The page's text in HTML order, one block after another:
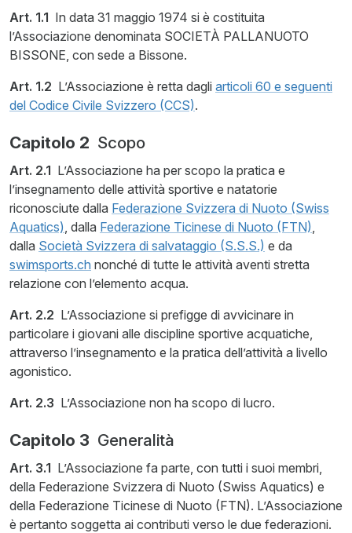
Art. 1.1 In data 31 maggio 1974 si è costituita
l’Associazione denominata SOCIETÀ PALLANUOTO
BISSONE, con sede a Bissone.
Art. 1.2 L’Associazione è retta dagli articoli 60 e seguenti
del Codice Civile Svizzero (CCS).
Capitolo 2 Scopo
Art. 2.1 L’Associazione ha per scopo la pratica e
l’insegnamento delle attività sportive e natatorie
riconosciute dalla Federazione Svizzera di Nuoto (Swiss
Aquatics), dalla Federazione Ticinese di Nuoto (FTN),
dalla Società Svizzera di salvataggio (S.S.S.) e da
swimsports.ch nonché di tutte le attività aventi stretta
relazione con l’elemento acqua.
Art. 2.2 L’Associazione si prefigge di avvicinare in
particolare i giovani alle discipline sportive acquatiche,
attraverso l’insegnamento e la pratica dell’attività a livello
agonistico.
Art. 2.3 L’Associazione non ha scopo di lucro.
Capitolo 3 Generalità
Art. 3.1 L’Associazione fa parte, con tutti i suoi membri,
della Federazione Svizzera di Nuoto (Swiss Aquatics) e
della Federazione Ticinese di Nuoto (FTN). L’Associazione
è pertanto soggetta ai contributi verso le due federazioni.